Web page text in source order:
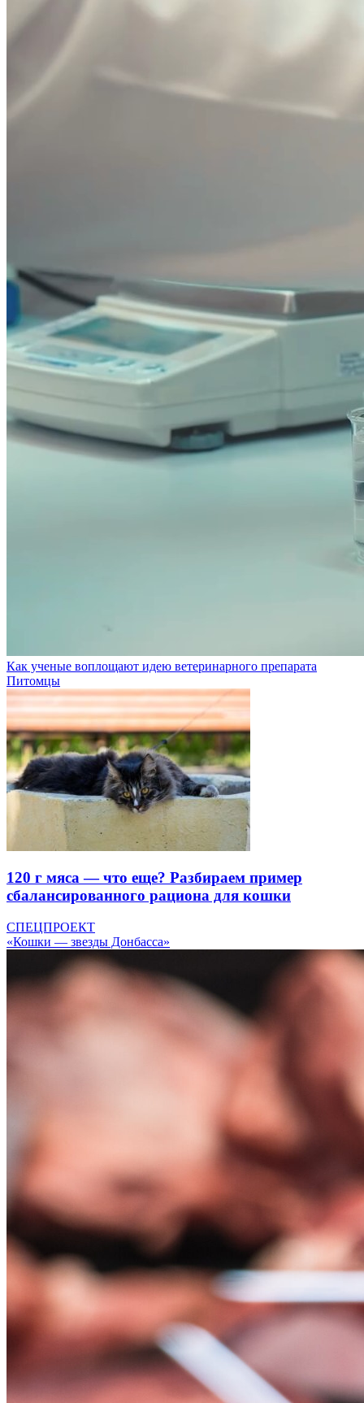
Как ученые воплощают идею ветеринарного препарата
Питомцы
120 г мяса — что еще? Разбираем пример
сбалансированного рациона для кошки
СПЕЦПРОЕКТ
«Кошки — звезды Донбасса»